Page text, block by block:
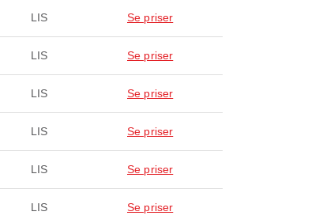
LIS Se priser
LIS Se priser
LIS Se priser
LIS Se priser
LIS Se priser
LIS Se priser